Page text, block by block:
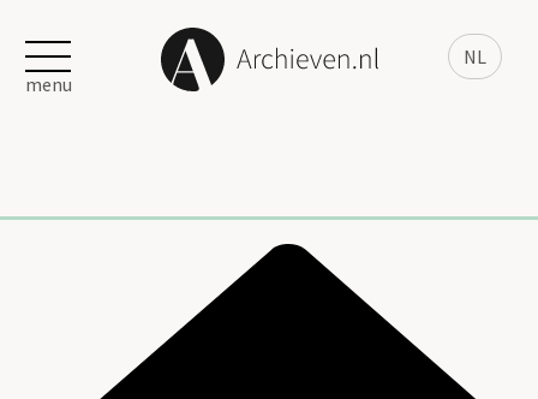
NL
menu